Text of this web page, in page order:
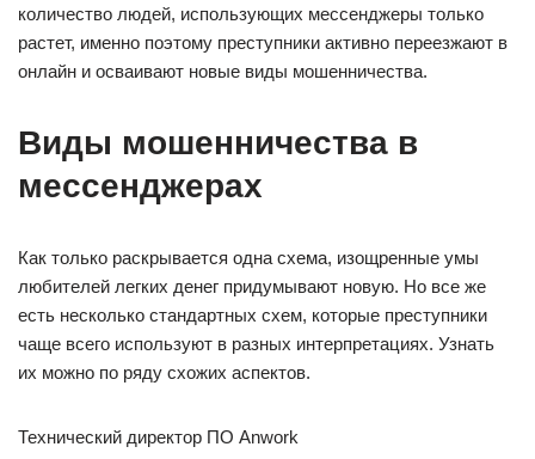
количество людей, использующих мессенджеры только
растет, именно поэтому преступники активно переезжают в
онлайн и осваивают новые виды мошенничества.
Виды мошенничества в
мессенджерах
Как только раскрывается одна схема, изощренные умы
любителей легких денег придумывают новую. Но все же
есть несколько стандартных схем, которые преступники
чаще всего используют в разных интерпретациях. Узнать
их можно по ряду схожих аспектов.
Технический директор ПО Anwork